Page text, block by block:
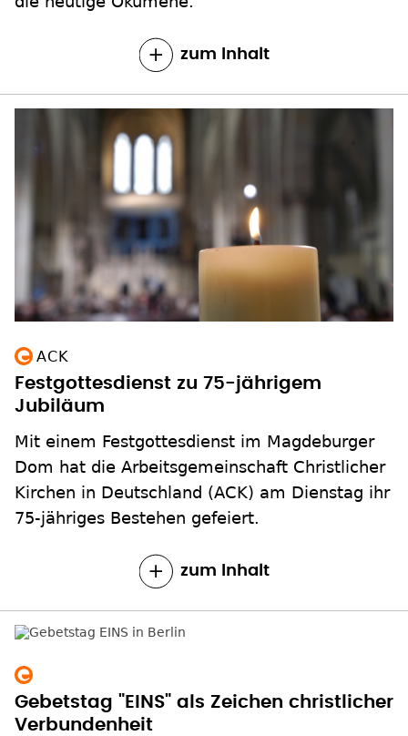
zum Inhalt
ACK
Festgottesdienst zu 75-jährigem
Jubiläum
Mit einem Festgottesdienst im Magdeburger
Dom hat die Arbeitsgemeinschaft Christlicher
Kirchen in Deutschland (ACK) am Dienstag ihr
75-jähriges Bestehen gefeiert.
zum Inhalt
Gebetstag "EINS" als Zeichen christlicher
Verbundenheit